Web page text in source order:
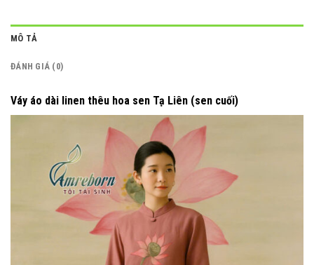
MÔ TẢ
ĐÁNH GIÁ (0)
Váy áo dài linen thêu hoa sen Tạ Liên (sen cuối)